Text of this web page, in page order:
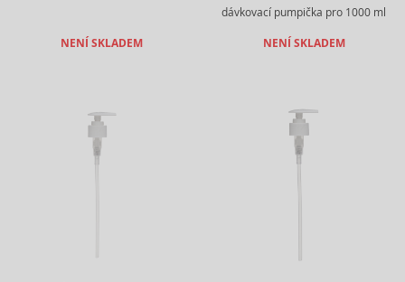
NENÍ SKLADEM
dávkovací pumpička pro 1000 ml
NENÍ SKLADEM